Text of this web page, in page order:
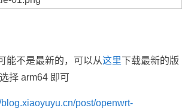
能不是最新的，可以从这里下载最新的版
择 arm64 即可
blog.xiaoyuyu.cn/post/openwrt-